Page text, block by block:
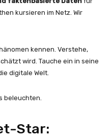
kursieren im Netz. Wir
kennen. Verstehe,
wird. Tauche ein in seine
digitale Welt.
beleuchten.
Star: